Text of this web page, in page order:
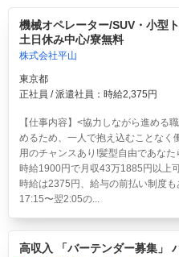
機械オペレーター/SUV・小型
土日休み中心/寮無料
株式会社平山
東京都
正社員 / 派遣社員：時給2,375円
【仕事内容】<協力しながら進める
めるため、一人で抱え込むことなく
用のチャンスあり!髪型自由であな
時給1900円で月収43万1885円以上
時給は2375円、給与の前払い制度
17:15〜翌2:05の...
高収入 「バーテンダー募集」